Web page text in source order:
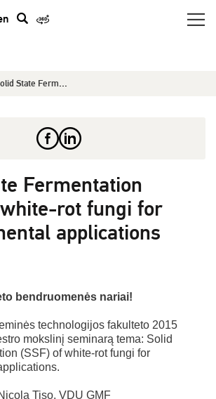
e
State Fermentation (SSF) of white-rot fung...
Fermentation
rot fungi for
applications
bendruomenės nariai!
technologijos fakulteto 2015
mokslinį seminarą tema: Solid
(SSF) of white-rot fungi for
Tiso, VDU GMF